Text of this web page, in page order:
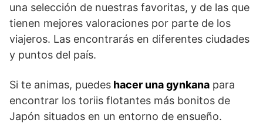
una selección de nuestras favoritas, y de las que
tienen mejores valoraciones por parte de los
viajeros. Las encontrarás en diferentes ciudades
y puntos del país.
Si te animas, puedes hacer una gynkana para
encontrar los toriis flotantes más bonitos de
Japón situados en un entorno de ensueño.